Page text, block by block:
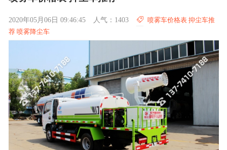
2020年05月06日 09:46:45 人气：1403
喷雾车价格表 抑尘车推
荐 喷雾降尘车